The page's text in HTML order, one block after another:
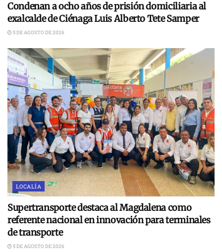
Condenan a ocho años de prisión domiciliaria al
exalcalde de Ciénaga Luis Alberto Tete Samper
5 DE AGOSTO DE 2026
LOCALÍA
Supertransporte destaca al Magdalena como
referente nacional en innovación para terminales
de transporte
5 DE AGOSTO DE 2026